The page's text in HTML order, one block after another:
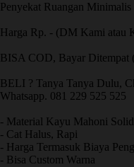
Penyekat Ruangan
Harga Rp. - (DM Kami
BISA COD, Bayar Ditempat
BELI ? Tanya Tanya Dulu,
Whatsapp. 081 229 525 525
- Material Kayu Mahoni Solid
- Cat Halus, Rapi
- Harga Termasuk Biaya
- Bisa Custom Warna